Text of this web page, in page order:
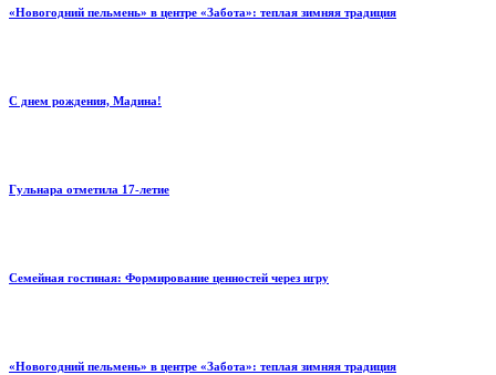
«Новогодний пельмень» в центре «Забота»: теплая зимняя традиция
С днем рождения, Мадина!
Гульнара отметила 17‑летие
Семейная гостиная: Формирование ценностей через игру
«Новогодний пельмень» в центре «Забота»: теплая зимняя традиция